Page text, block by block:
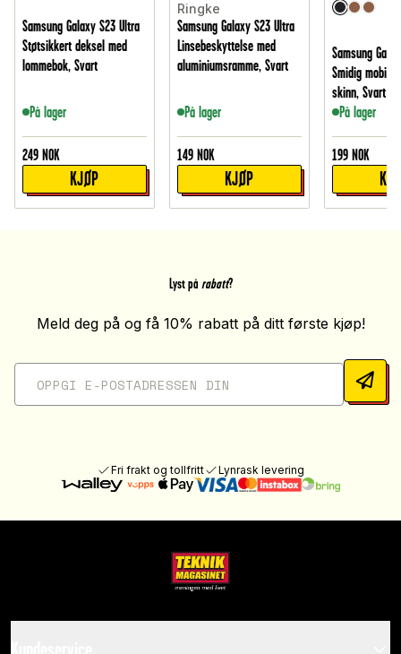
Samsung Galaxy S23 Ultra
Støtsikkert deksel med
lommebok, Svart
På lager
249 NOK
KJØP
Ringke
Samsung Galaxy S23 Ultra
Linsebeskyttelse med
aluminiumsramme, Svart
På lager
149 NOK
KJØP
Samsung
Smidig
skinn, Svart
På lager
199 NOK
Lyst på rabatt?
Meld deg på og få 10% rabatt på ditt første kjøp!
Fri frakt og tollfritt Lynrask levering